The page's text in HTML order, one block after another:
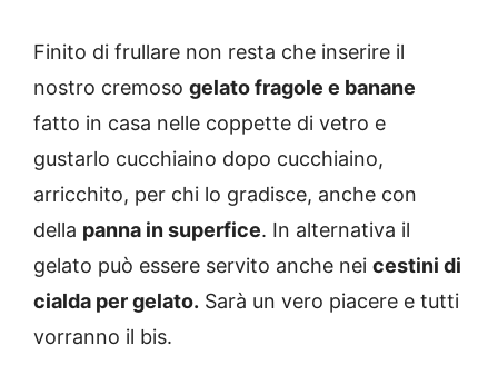
Finito di frullare non resta che inserire il
nostro cremoso gelato fragole e banane
fatto in casa nelle coppette di vetro e
gustarlo cucchiaino dopo cucchiaino,
arricchito, per chi lo gradisce, anche con
della panna in superfice. In alternativa il
gelato può essere servito anche nei cestini di
cialda per gelato. Sarà un vero piacere e tutti
vorranno il bis.